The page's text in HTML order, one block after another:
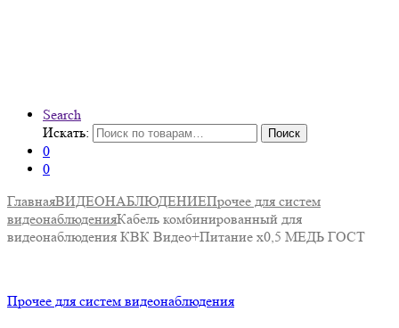
Search
Искать:
Поиск
0
0
ГлавнаяВИДЕОНАБЛЮДЕНИЕПрочее для систем
видеонаблюденияКабель комбинированный для
видеонаблюдения КВК Видео+Питание х0,5 МЕДЬ ГОСТ
Прочее для систем видеонаблюдения